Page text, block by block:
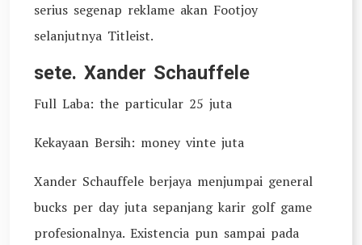
serius segenap reklame akan Footjoy
selanjutnya Titleist.
sete. Xander Schauffele
Full Laba: the particular 25 juta
Kekayaan Bersih: money vinte juta
Xander Schauffele berjaya menjumpai general
bucks per day juta sepanjang karir golf game
profesionalnya. Existencia pun sampai pada